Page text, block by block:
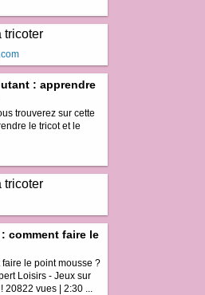
: apprendre
trouverez sur cette
le tricot et le
comment faire le
le point mousse ?
Loisirs - Jeux sur
20822 vues | 2:30 ...